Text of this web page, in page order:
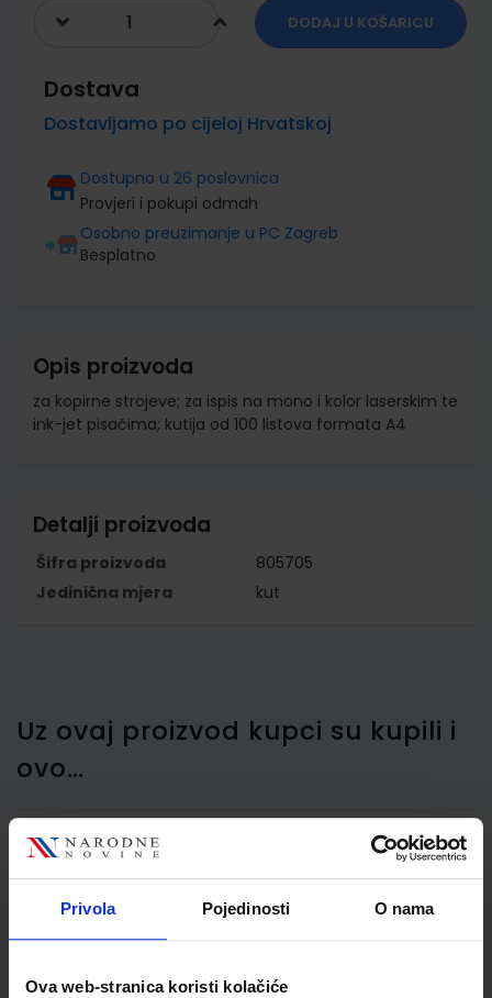
Privola Pojedinosti O nama
Ova web-stranica koristi kolačiće
DODAJ U KOŠARICU
Dostava
Dostavljamo po cijeloj Hrvatskoj
Dostupno u 26 poslovnica
Provjeri i pokupi odmah
Osobno preuzimanje u PC Zagreb
Besplatno
Opis proizvoda
za kopirne strojeve; za ispis na mono i kolor laserskim te
ink-jet pisačima; kutija od 100 listova formata A4
Detalji proizvoda
Šifra proizvoda
805705
Jedinična mjera
kut
Uz ovaj proizvod kupci su kupili i
ovo…
jet pisače Nano, N-84,
210x99 mm, 100/1